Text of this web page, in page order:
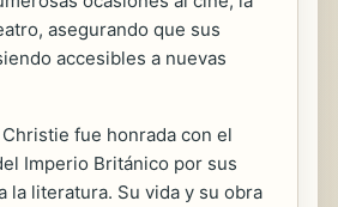
asegurando que sus
accesibles a nuevas
Christie fue honrada con el
Imperio Británico por sus
la literatura. Su vida y su obra